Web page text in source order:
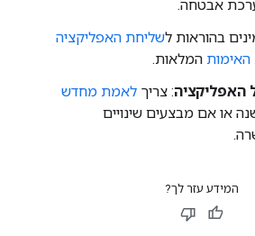
אבטחה.
בהוראות לשליחת האפליקציה
האימות המלאות.
האפליקציה: צריך לאמת מחדש
או אם מבצעים שינויים
המידע עזר לך?